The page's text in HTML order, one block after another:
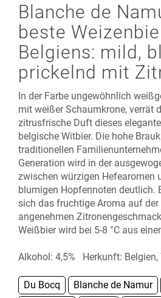
Blanche de
beste
Belgiens: mild,
prickelnd mit
In der Farbe ungewöhnlich
mit weißer Schaumkrone, verrät
zitrusfrische Duft dieses
belgische Witbier. Die hohe
traditionellen
Generation wird in der
zwischen würzigen Hefearomen
blumigen Hopfennoten deutlich.
sich das fruchtige Aroma auf der
angenehmen
Weißbier wird bei 5-8 °C aus
Alkohol: 4,5% Herkunft: Belgien,
Du Bocq Blanche de Namur